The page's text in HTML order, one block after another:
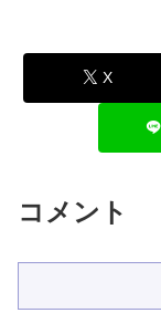
X
コメント